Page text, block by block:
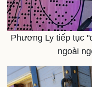
Phương Ly tiếp tục
ngoài